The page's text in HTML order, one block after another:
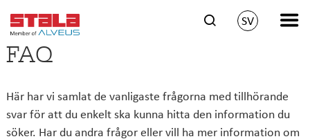
SV
FAQ
Här har vi samlat de vanligaste frågorna med tillhörande
svar för att du enkelt ska kunna hitta den information du
söker. Har du andra frågor eller vill ha mer information om